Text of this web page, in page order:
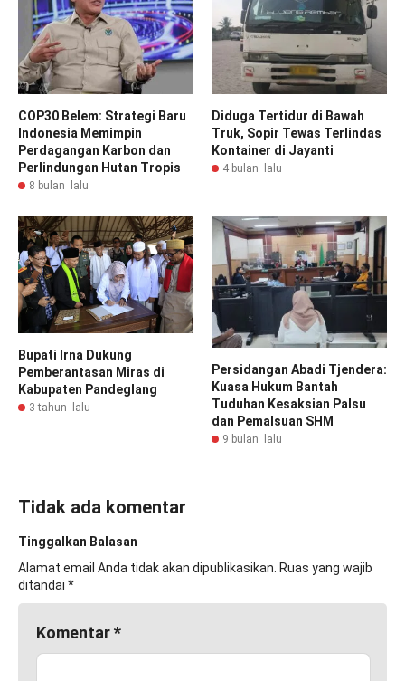
COP30 Belem: Strategi Baru
Indonesia Memimpin
Perdagangan Karbon dan
Perlindungan Hutan Tropis
8 bulan lalu
Diduga Tertidur di Bawah
Truk, Sopir Tewas Terlindas
Kontainer di Jayanti
4 bulan lalu
Bupati Irna Dukung
Pemberantasan Miras di
Kabupaten Pandeglang
3 tahun lalu
Persidangan Abadi Tjendera:
Kuasa Hukum Bantah
Tuduhan Kesaksian Palsu
dan Pemalsuan SHM
9 bulan lalu
Tidak ada komentar
Tinggalkan Balasan
Alamat email Anda tidak akan dipublikasikan. Ruas yang wajib
ditandai *
Komentar*